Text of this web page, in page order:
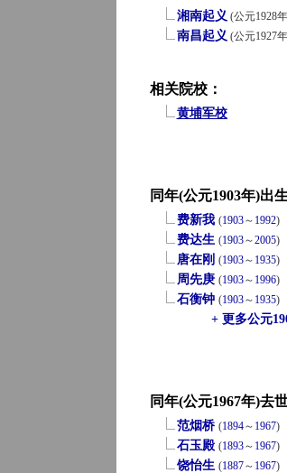
湘南起义 (公元1928
南昌起义 (公元1927
相关院校：
黄埔军校
同年(公元1903年)出生
费新我 (1903～ 1992)
费达生 (1903～2005)
唐在刚 (1903～ 1935)
周先庚 (1903～ 1996)
石衡钟 (1903～ 1935)
+ 更多公元
同年(公元1967年)去世
范烟桥 (1894～ 1967)
石玉殿 (1893～ 1967)
饶怡生 (1887～ 1967)